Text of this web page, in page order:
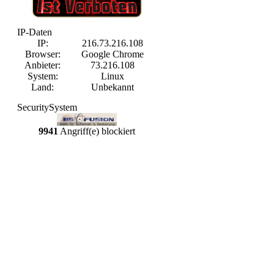
IP-Daten
IP:
216.73.216.108
Browser:
Google Chrome
Anbieter:
73.216.108
System:
Linux
Land:
Unbekannt
SecuritySystem
9941 Angriff(e) blockiert